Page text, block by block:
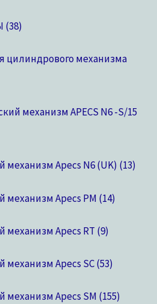
38
цилиндрового механизма
механизм APECS N6 -S/15
Apecs N6 (UK) 13
Apecs PM 14
Apecs RT 9
Apecs SC 53
Apecs SM 155